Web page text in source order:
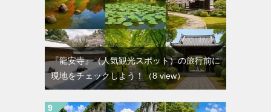
『龍安寺』（人気観光スポット）の旅行前に
現地をチェックしよう！ （8 view）